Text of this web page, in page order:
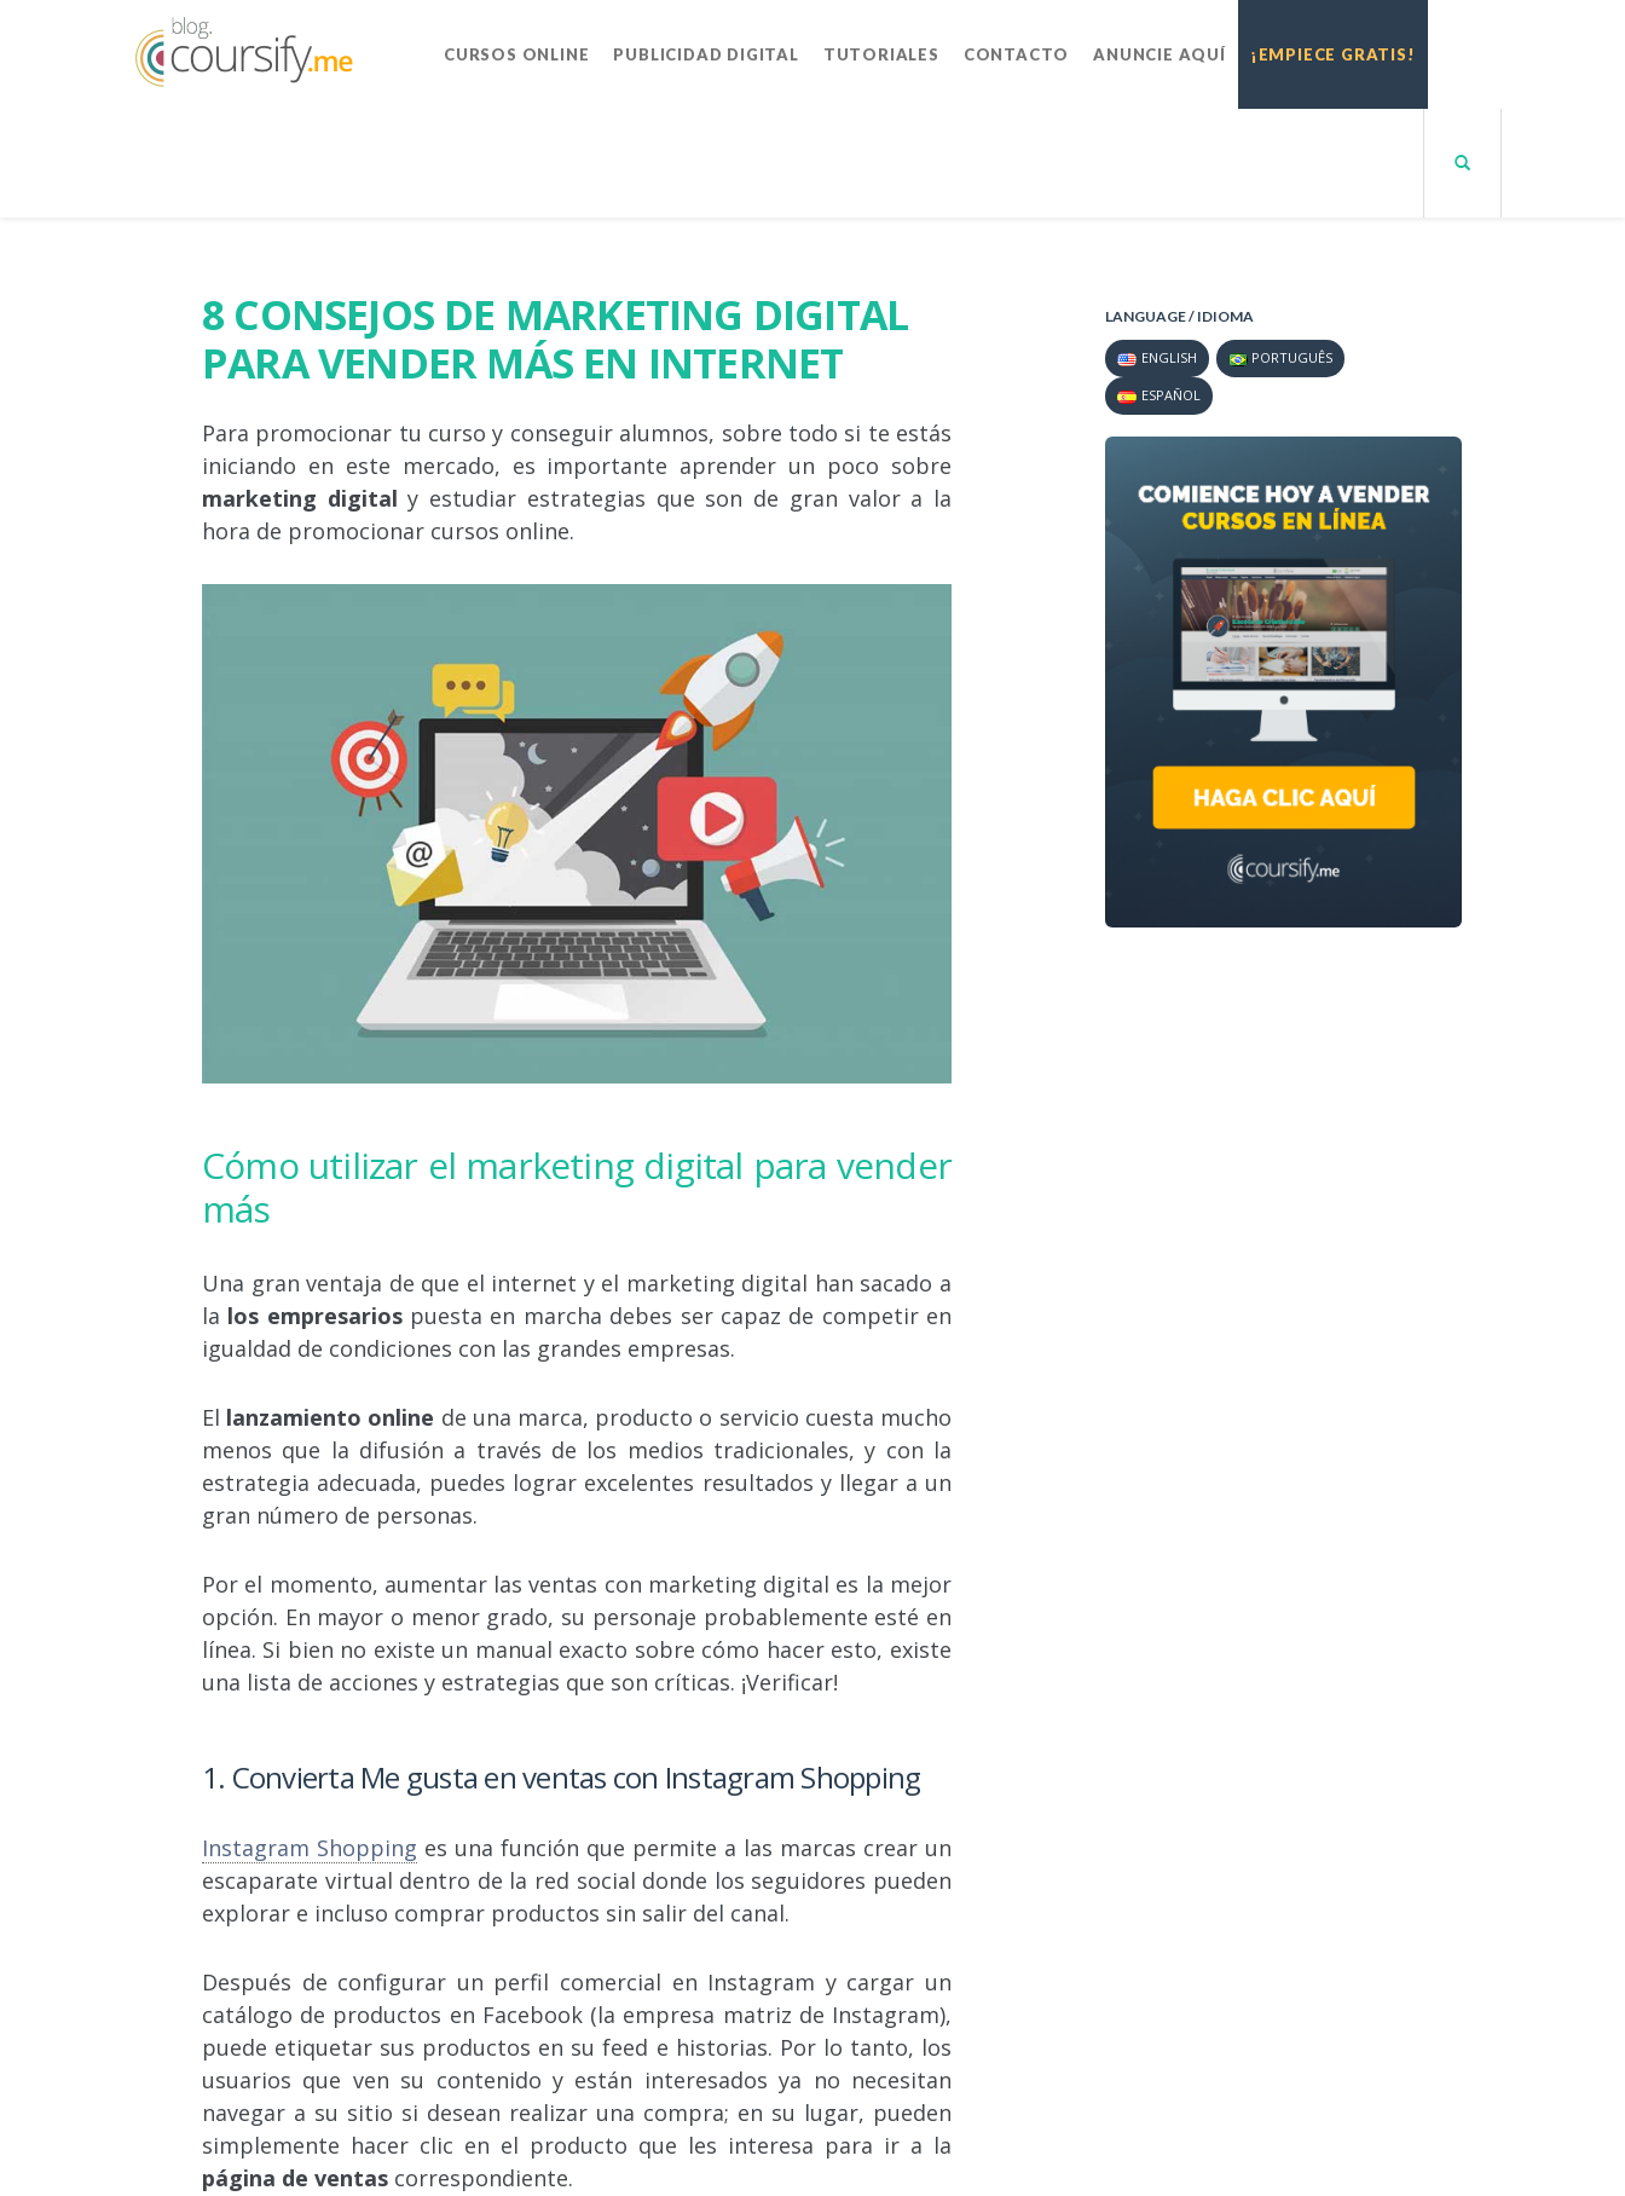
CURSOS ONLINE PUBLICIDAD DIGITAL TUTORIALES CONTACTO ANUNCIE AQUÍ ¡EMPIECE GRATIS!
8 CONSEJOS DE MARKETING DIGITAL
PARA VENDER MÁS EN INTERNET
Para promocionar tu curso y conseguir alumnos, sobre todo si te estás
iniciando en este mercado, es importante aprender un poco sobre
marketing digital y estudiar estrategias que son de gran valor a la
hora de promocionar cursos online.
Cómo utilizar el marketing digital para vender
más
Una gran ventaja de que el internet y el marketing digital han sacado a
la los empresariospuesta en marcha debes ser capaz de competir en
igualdad de condiciones con las grandes empresas.
El lanzamiento online de una marca, producto o servicio cuesta mucho
menos que la difusión a través de los medios tradicionales, y con la
estrategia adecuada, puedes lograr excelentes resultados y llegar a un
gran número de personas.
Por el momento, aumentar las ventas con marketing digital es la mejor
opción. En mayor o menor grado, su personaje probablemente esté en
línea. Si bien no existe un manual exacto sobre cómo hacer esto, existe
una lista de acciones y estrategias que son críticas. ¡Verificar!
1. Convierta Me gusta en ventas con Instagram Shopping
Instagram Shopping es una función que permite a las marcas crear un
escaparate virtual dentro de la red social donde los seguidores pueden
explorar e incluso comprar productos sin salir del canal.
Después de configurar un perfil comercial en Instagram y cargar un
catálogo de productos en Facebook (la empresa matriz de Instagram),
puede etiquetar sus productos en su feed e historias. Por lo tanto, los
usuarios que ven su contenido y están interesados ​​ya no necesitan
navegar a su sitio si desean realizar una compra; en su lugar, pueden
simplemente hacer clic en el producto que les interesa para ir a la
página de ventascorrespondiente.
LANGUAGE / IDIOMA
ENGLISH PORTUGUÊS
ESPAÑOL